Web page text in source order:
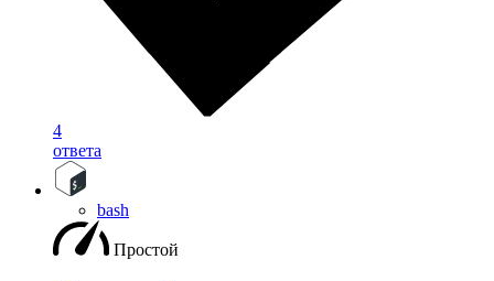
4
ответа
bash
Простой